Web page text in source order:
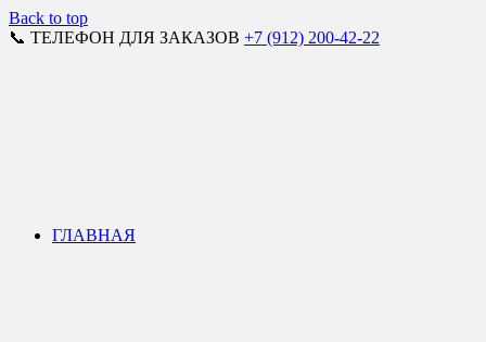
Back to top
📞 ТЕЛЕФОН ДЛЯ ЗАКАЗОВ +7 (912) 200-42-22
ГЛАВНАЯ